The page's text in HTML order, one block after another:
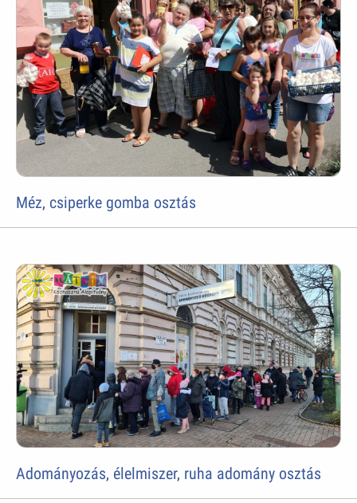
Méz, csiperke gomba osztás
Adományozás, élelmiszer, ruha adomány osztás